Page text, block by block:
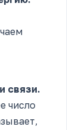
связи.
число